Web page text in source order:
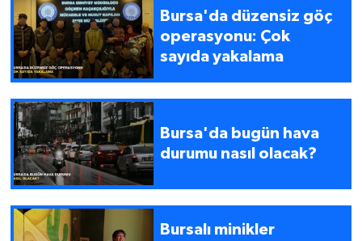
Bursa'da düzensiz göç
operasyonu: Çok
sayıda yakalama
Bursa'da bugün hava
durumu nasıl olacak?
Bursalı minikler